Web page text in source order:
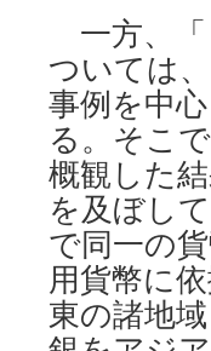
一方、「
ついては
事例を中
る。そこ
概観した
を及ぼし
で同一の
用貨幣に
東の諸地